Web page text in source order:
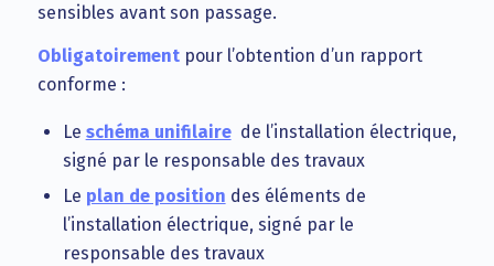
sensibles avant son passage.
Obligatoirementpour l’obtention d’un rapport
conforme :
Le schéma unifilaire de l’installation électrique,
signé par le responsable des travaux
Le plan de position des éléments de
l’installation électrique, signé par le
responsable des travaux